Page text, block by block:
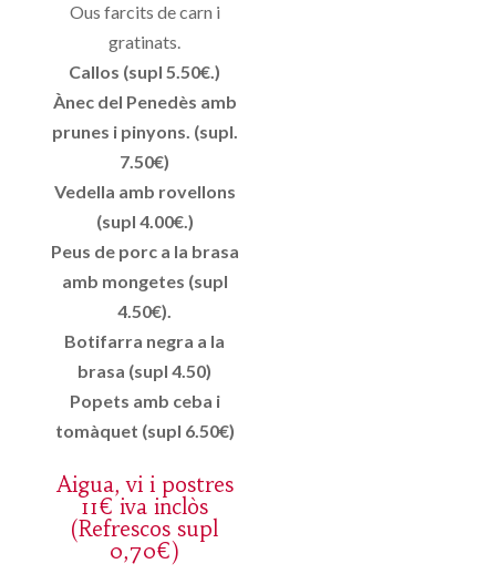
Ous farcits de carn i
gratinats.
Callos (supl 5.50€.)
Ànec del Penedès amb
prunes i pinyons. (supl.
7.50€)
Vedella amb rovellons
(supl 4.00€.)
Peus de porc a la brasa
amb mongetes (supl
4.50€).
Botifarra negra a la
brasa (supl 4.50)
Popets amb ceba i
tomàquet (supl 6.50€)
Aigua, vi i postres
11€ iva inclòs
(Refrescos supl
0,70€)